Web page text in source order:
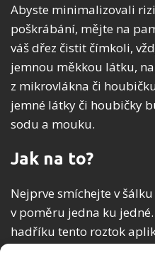
Abyste minimalizovali
poškrábání, mějte na
váš dřez čistit čímkoli,
jemnou měkkou látku,
z mikrovlákna či
jemné látky či houbičky
sodu a mouku.
Jak na to?
Nejprve smíchejte v
v poměru jedna ku
hadříku tento roztok